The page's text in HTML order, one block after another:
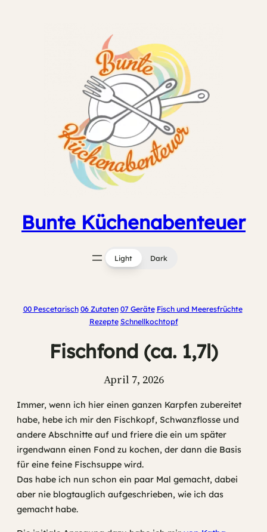
Bunte Küchenabenteuer
Light Dark
00 Pescetarisch 06 Zutaten 07 Geräte Fisch und Meeresfrüchte
Rezepte Schnellkochtopf
Fischfond (ca. 1,7l)
April 7, 2026
Immer, wenn ich hier einen ganzen Karpfen zubereitet
habe, hebe ich mir den Fischkopf, Schwanzflosse und
andere Abschnitte auf und friere die ein um später
irgendwann einen Fond zu kochen, der dann die Basis
für eine feine Fischsuppe wird.
Das habe ich nun schon ein paar Mal gemacht, dabei
aber nie blogtauglich aufgeschrieben, wie ich das
gemacht habe.